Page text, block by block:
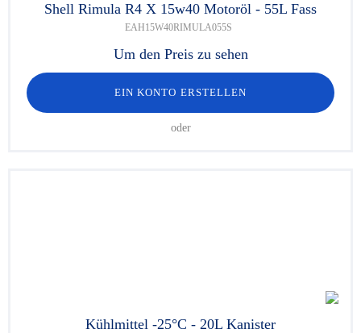
Shell Rimula R4 X 15w40 Motoröl - 55L Fass
EAH15W40RIMULA055S
Um den Preis zu sehen
EIN KONTO ERSTELLEN
oder
Kühlmittel -25°C - 20L Kanister